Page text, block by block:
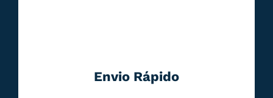
Envio Rápido